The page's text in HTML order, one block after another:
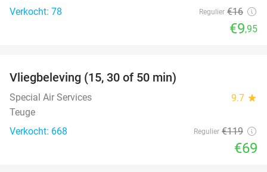
Verkocht: 78
Regulier €16
€9,95
Vliegbeleving (15, 30 of 50 min)
Special Air Services 9.7 star
Teuge
Verkocht: 668
Regulier €119
€69